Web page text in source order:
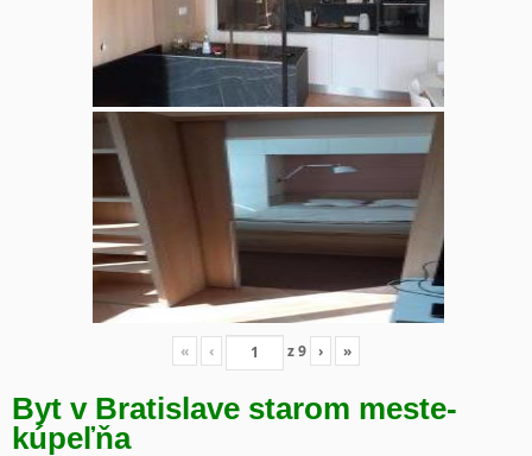
« ‹ z9 › »
Byt v Bratislave starom meste-
kúpeľňa